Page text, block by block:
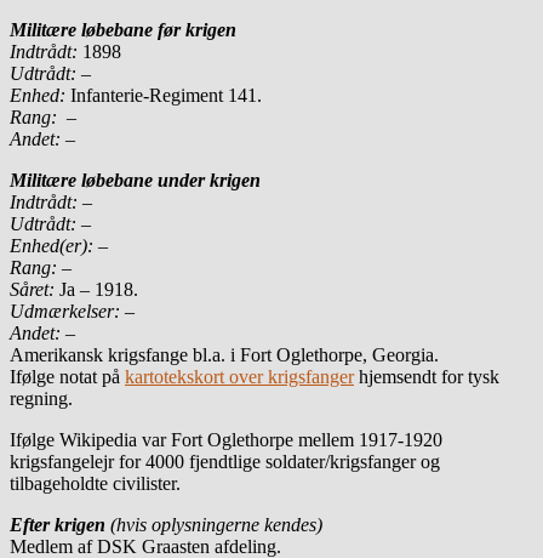
Militære løbebane før krigen
Indtrådt: 1898
Udtrådt: –
Enhed: Infanterie-Regiment 141.
Rang: –
Andet: –
Militære løbebane under krigen
Indtrådt: –
Udtrådt: –
Enhed(er): –
Rang: –
Såret: Ja – 1918.
Udmærkelser: –
Andet: –
Amerikansk krigsfange bl.a. i Fort Oglethorpe, Georgia.
Ifølge notat på kartotekskort over krigsfangerhjemsendt for tysk
regning.
Ifølge Wikipedia var Fort Oglethorpe mellem 1917-1920
krigsfangelejr for 4000 fjendtlige soldater/krigsfanger og
tilbageholdte civilister.
Efter krigen (hvis oplysningerne kendes)
Medlem af DSK Graasten afdeling.